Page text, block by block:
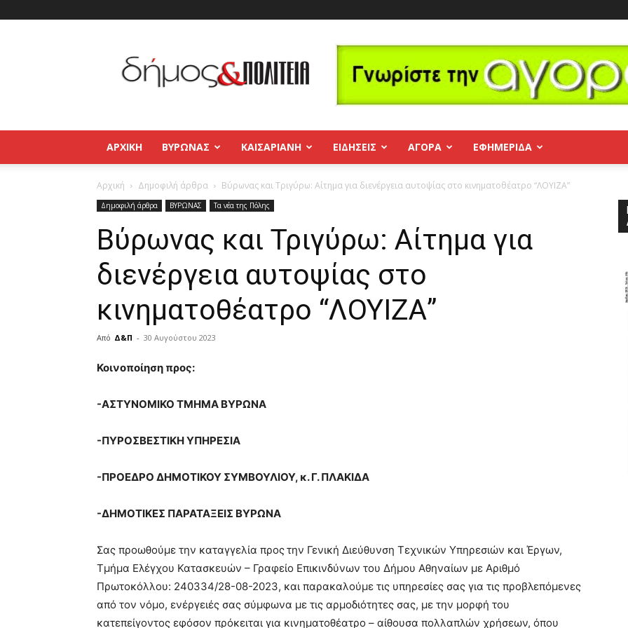
και
Πολιτεία
Βύρωνας
–
Παγκράτι
ΑΡΧΙΚΉ ΒΥΡΩΝΑΣ ΚΑΙΣΑΡΙΑΝΗ ΕΙΔΗΣΕΙΣ ΑΓΟΡΑ ΕΦΗΜΕΡΊΔΑ
Αρχική Δημοφιλή άρθρα Βύρωνας και Τριγύρω: Αίτημα για διενέργεια αυτοψίας στο κινηματοθέατρο “ΛΟΥΙΖΑ”
Δημοφιλή άρθρα ΒΥΡΩΝΑΣ Τα νέα της Πόλης
Βύρωνας και Τριγύρω: Αίτημα για
διενέργεια αυτοψίας στο
κινηματοθέατρο “ΛΟΥΙΖΑ”
Από Δ&Π - 30 Αυγούστου 2023
blonde
hot
show.desi
lyons
you
of
pain.
pornhun
porn
Κοινοποίηση προς:
-ΑΣΤΥΝΟΜΙΚΟ ΤΜΗΜΑ ΒΥΡΩΝΑ
-ΠΥΡΟΣΒΕΣΤΙΚΗ ΥΠΗΡΕΣΙΑ
-ΠΡΟΕΔΡΟ ΔΗΜΟΤΙΚΟΥ ΣΥΜΒΟΥΛΙΟΥ, κ. Γ. ΠΛΑΚΙΔΑ
-ΔΗΜΟΤΙΚΕΣ ΠΑΡΑΤΑΞΕΙΣ ΒΥΡΩΝΑ
Σας προωθούμε την καταγγελία προςτην Γενική Διεύθυνση Τεχνικών Υπηρεσιών και Έργων,
Τμήμα Ελέγχου Κατασκευών – Γραφείο Επικινδύνων του Δήμου Αθηναίων με Αριθμό
Πρωτοκόλλου: 240334/28-08-2023, και παρακαλούμε τις υπηρεσίες σας για τις προβλεπόμενες
από τον νόμο, ενέργειές σας σύμφωνα με τις αρμοδιότητες σας, με την μορφή του
κατεπείγοντος εφόσον πρόκειται για κινηματοθέατρο – αίθουσα πολλαπλών χρήσεων, όπου